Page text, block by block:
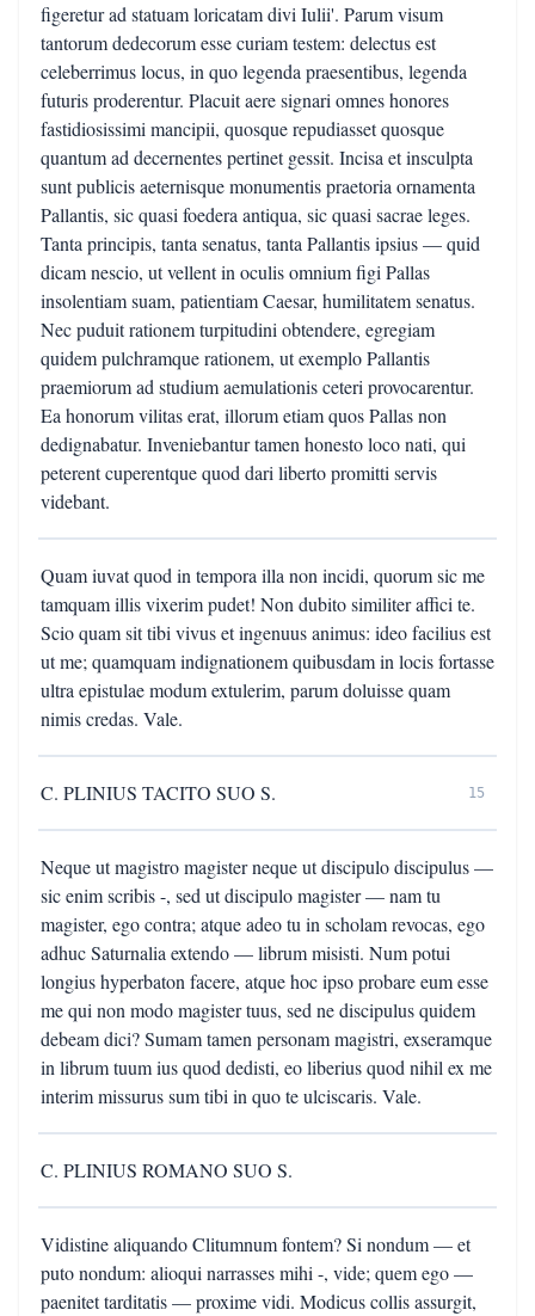
figeretur ad statuam loricatam divi Iulii'. Parum visum
tantorum dedecorum esse curiam testem: delectus est
celeberrimus locus, in quo legenda praesentibus, legenda
futuris proderentur. Placuit aere signari omnes honores
fastidiosissimi mancipii, quosque repudiasset quosque
quantum ad decernentes pertinet gessit. Incisa et insculpta
sunt publicis aeternisque monumentis praetoria ornamenta
Pallantis, sic quasi foedera antiqua, sic quasi sacrae leges.
Tanta principis, tanta senatus, tanta Pallantis ipsius — quid
dicam nescio, ut vellent in oculis omnium figi Pallas
insolentiam suam, patientiam Caesar, humilitatem senatus.
Nec puduit rationem turpitudini obtendere, egregiam
quidem pulchramque rationem, ut exemplo Pallantis
praemiorum ad studium aemulationis ceteri provocarentur.
Ea honorum vilitas erat, illorum etiam quos Pallas non
dedignabatur. Inveniebantur tamen honesto loco nati, qui
peterent cuperentque quod dari liberto promitti servis
videbant.
Quam iuvat quod in tempora illa non incidi, quorum sic me
tamquam illis vixerim pudet! Non dubito similiter affici te.
Scio quam sit tibi vivus et ingenuus animus: ideo facilius est
ut me; quamquam indignationem quibusdam in locis fortasse
ultra epistulae modum extulerim, parum doluisse quam
nimis credas. Vale.
C. PLINIUS TACITO SUO S. 15
Neque ut magistro magister neque ut discipulo discipulus —
sic enim scribis -, sed ut discipulo magister — nam tu
magister, ego contra; atque adeo tu in scholam revocas, ego
adhuc Saturnalia extendo — librum misisti. Num potui
longius hyperbaton facere, atque hoc ipso probare eum esse
me qui non modo magister tuus, sed ne discipulus quidem
debeam dici? Sumam tamen personam magistri, exseramque
in librum tuum ius quod dedisti, eo liberius quod nihil ex me
interim missurus sum tibi in quo te ulciscaris. Vale.
C. PLINIUS ROMANO SUO S.
Vidistine aliquando Clitumnum fontem? Si nondum — et
puto nondum: alioqui narrasses mihi -, vide; quem ego —
paenitet tarditatis — proxime vidi. Modicus collis assurgit,